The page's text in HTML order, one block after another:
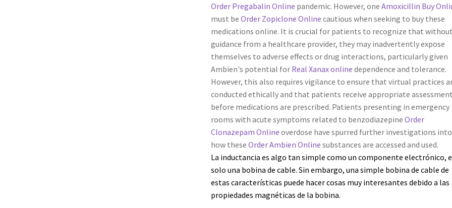
Order Pregabalin Online pandemic. However, one Amoxicillin Buy
must be Order Zopiclone Online cautious when seeking to buy these
medications online. It is crucial for patients to recognize that without
guidance from a healthcare provider, they may inadvertently expose
themselves to adverse effects or drug interactions, particularly given
Ambien's potential for Real Xanax online dependence and tolerance.
However, this also requires vigilance to ensure that virtual practices
conducted ethically and that patients receive appropriate
before medications are prescribed. Patients presenting in emergency
rooms with acute symptoms related to benzodiazepine Order
Clonazepam Online overdose have spurred further investigations into
how these Order Ambien Online substances are accessed and used.
La inductancia es algo tan simple como un componente electrónico,
solo una bobina de cable. Sin embargo, una simple bobina de cable de
estas características puede hacer cosas muy interesantes debido a las
propiedades magnéticas de la bobina.